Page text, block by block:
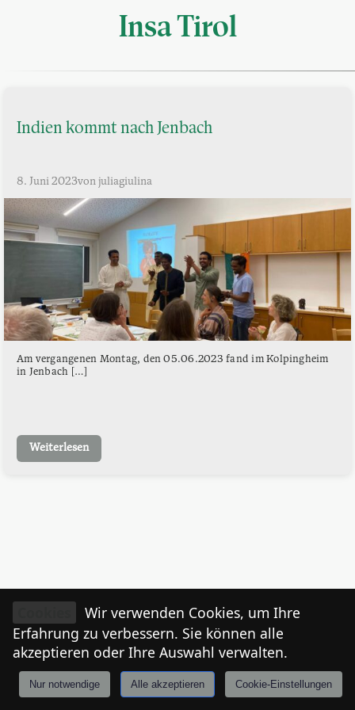
Insa Tirol
Indien kommt nach Jenbach
8. Juni 2023von juliagiulina
Am vergangenen Montag, den 05.06.2023 fand im Kolpingheim
in Jenbach […]
Weiterlesen
Anmelden Tiroler
Wir verwenden Cookies, um Ihre
Erfahrung zu verbessern. Sie können alle
akzeptieren oder Ihre Auswahl verwalten.
Nur notwendige Alle akzeptieren Cookie-Einstellungen